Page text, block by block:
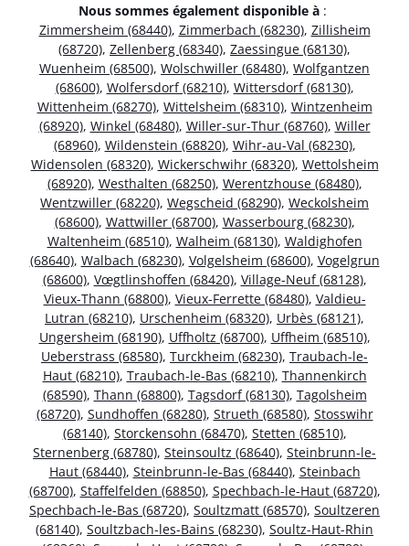
Nous sommes également disponible à :
Zimmersheim (68440), Zimmerbach (68230), Zillisheim
(68720), Zellenberg (68340), Zaessingue (68130),
Wuenheim (68500), Wolschwiller (68480), Wolfgantzen
(68600), Wolfersdorf (68210), Wittersdorf (68130),
Wittenheim (68270), Wittelsheim (68310), Wintzenheim
(68920), Winkel (68480), Willer-sur-Thur (68760), Willer
(68960), Wildenstein (68820), Wihr-au-Val (68230),
Widensolen (68320), Wickerschwihr (68320), Wettolsheim
(68920), Westhalten (68250), Werentzhouse (68480),
Wentzwiller (68220), Wegscheid (68290), Weckolsheim
(68600), Wattwiller (68700), Wasserbourg (68230),
Waltenheim (68510), Walheim (68130), Waldighofen
(68640), Walbach (68230), Volgelsheim (68600), Vogelgrun
(68600), Vœgtlinshoffen (68420), Village-Neuf (68128),
Vieux-Thann (68800), Vieux-Ferrette (68480), Valdieu-
Lutran (68210), Urschenheim (68320), Urbès (68121),
Ungersheim (68190), Uffholtz (68700), Uffheim (68510),
Ueberstrass (68580), Turckheim (68230), Traubach-le-
Haut (68210), Traubach-le-Bas (68210), Thannenkirch
(68590), Thann (68800), Tagsdorf (68130), Tagolsheim
(68720), Sundhoffen (68280), Strueth (68580), Stosswihr
(68140), Storckensohn (68470), Stetten (68510),
Sternenberg (68780), Steinsoultz (68640), Steinbrunn-le-
Haut (68440), Steinbrunn-le-Bas (68440), Steinbach
(68700), Staffelfelden (68850), Spechbach-le-Haut (68720),
Spechbach-le-Bas (68720), Soultzmatt (68570), Soultzeren
(68140), Soultzbach-les-Bains (68230), Soultz-Haut-Rhin